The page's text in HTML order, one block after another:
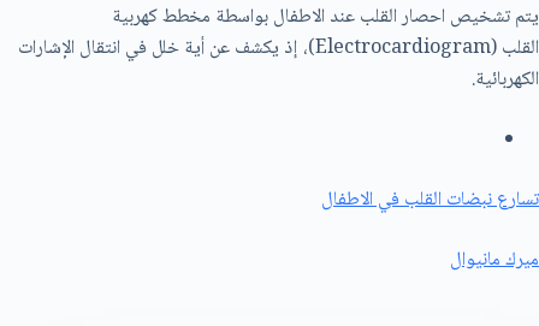
يتم تشخيص احصار القلب عند الاطفال بواسطة مخطط كهربية
القلب (Electrocardiogram)، إذ يكشف عن أية خلل في انتقال الإشارات
الكهربائية.
تسارع نبضات القلب في الاطفال
ميرك مانيوال